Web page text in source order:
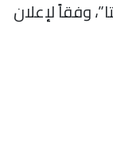
وفقاً لإعلان